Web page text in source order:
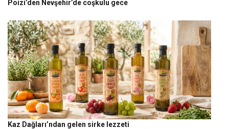
Poizi’den Nevşehir’de coşkulu gece
Kaz Dağları’ndan gelen sirke lezzeti